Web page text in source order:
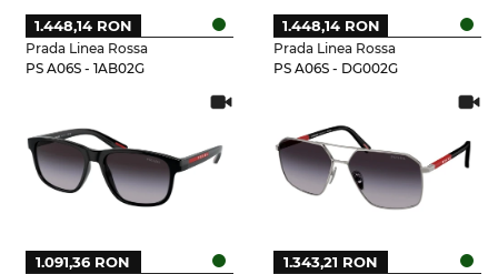
Prada Linea Rossa
PS A06S - 1AB02G
1.448,14 RON
Prada Linea Rossa
PS A06S - DG002G
1.448,14 RON
1.091,36 RON 1.343,21 RON